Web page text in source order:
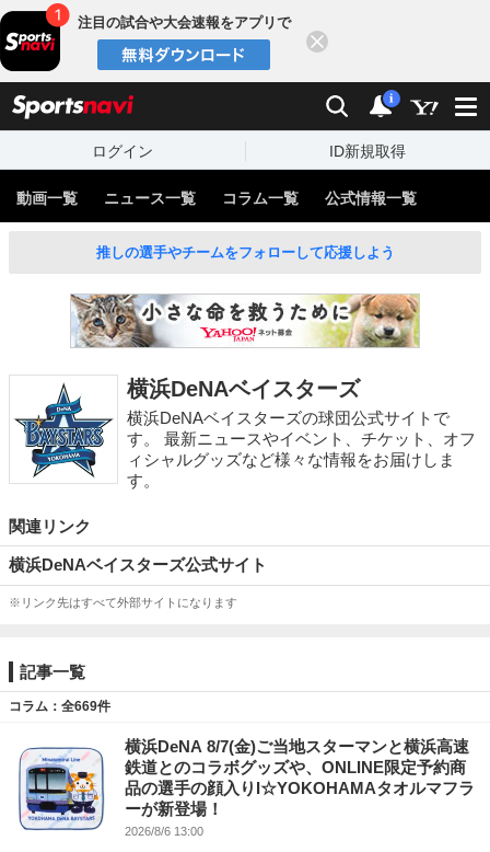
注目の試合や大会速報をアプリで
検索 通知
i
ログイン ID新規取得
動画一覧 ニュース一覧 コラム一覧 公式情報一覧
推しの選手やチームをフォローして応援しよう
横浜DeNAベイスターズ
横浜DeNAベイスターズの球団公式サイトで
す。 最新ニュースやイベント、チケット、オフ
ィシャルグッズなど様々な情報をお届けしま
す。
関連リンク
横浜DeNAベイスターズ公式サイト
※リンク先はすべて外部サイトになります
記事一覧
コラム：全669件
横浜DeNA 8/7(金)ご当地スターマンと横浜高速
鉄道とのコラボグッズや、ONLINE限定予約商
品の選手の顔入りI☆YOKOHAMAタオルマフラ
ーが新登場！
2026/8/6 13:00